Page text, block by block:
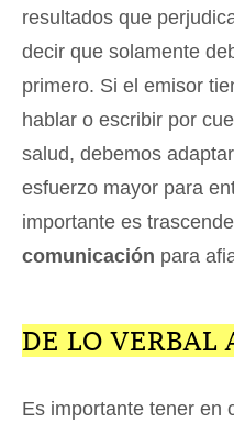
resultados que
decir que solamente
primero. Si el emisor
hablar o escribir por
salud, debemos
esfuerzo mayor para
importante es
comunicación para
DE LO VERBAL
Es importante tener en